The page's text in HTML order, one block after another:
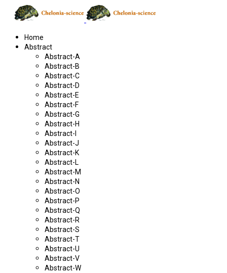
Home
Abstract
Abstract-A
Abstract-B
Abstract-C
Abstract-D
Abstract-E
Abstract-F
Abstract-G
Abstract-H
Abstract-I
Abstract-J
Abstract-K
Abstract-L
Abstract-M
Abstract-N
Abstract-O
Abstract-P
Abstract-Q
Abstract-R
Abstract-S
Abstract-T
Abstract-U
Abstract-V
Abstract-W